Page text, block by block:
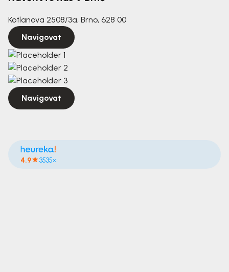
Kotlanova 2508/3a, Brno, 628 00
Navigovat
Navigovat
4.9 3535×